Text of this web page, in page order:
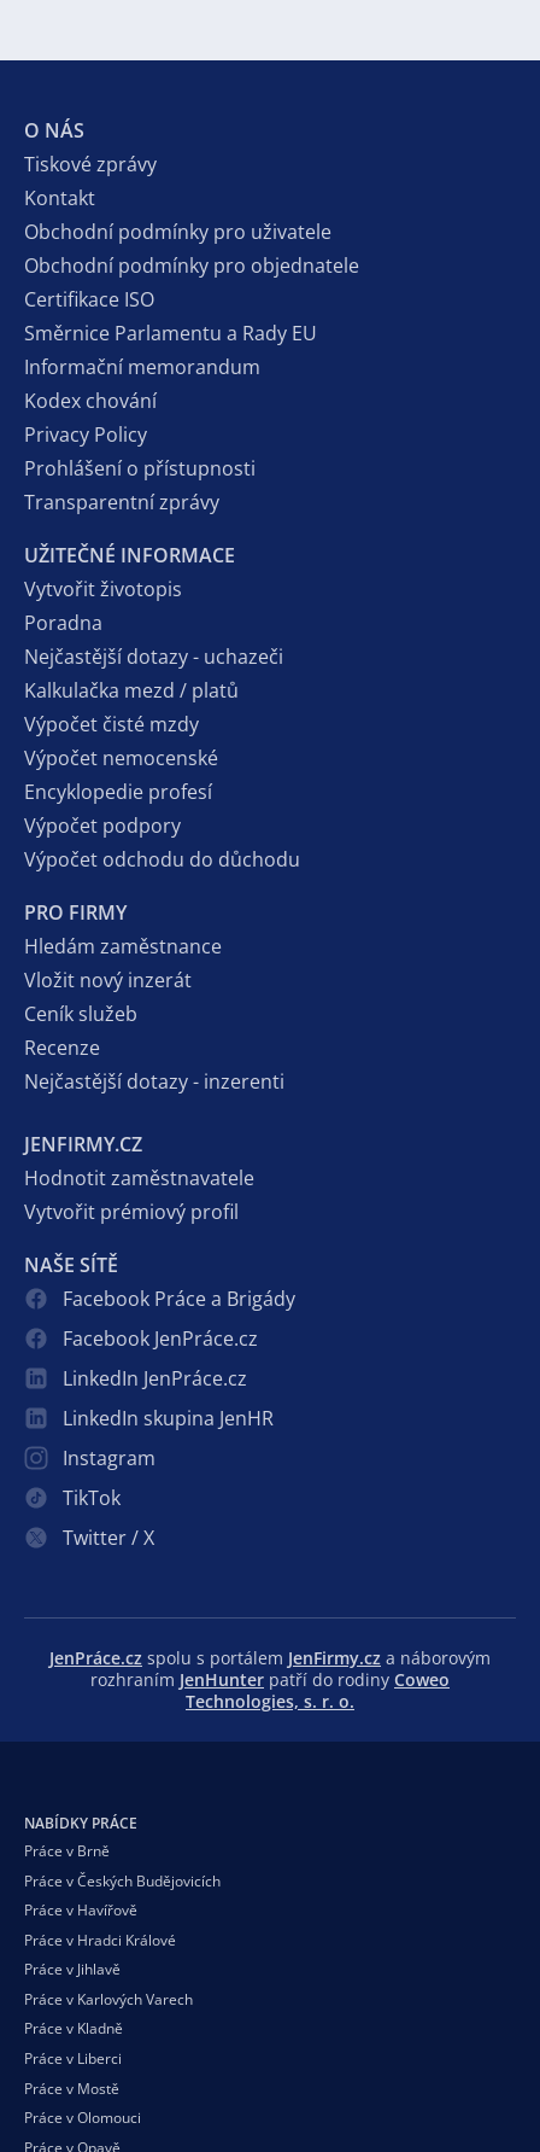
O NÁS
Tiskové zprávy
Kontakt
Obchodní podmínky pro uživatele
Obchodní podmínky pro objednatele
Certifikace ISO
Směrnice Parlamentu a Rady EU
Informační memorandum
Kodex chování
Privacy Policy
Prohlášení o přístupnosti
Transparentní zprávy
UŽITEČNÉ INFORMACE
Vytvořit životopis
Poradna
Nejčastější dotazy - uchazeči
Kalkulačka mezd / platů
Výpočet čisté mzdy
Výpočet nemocenské
Encyklopedie profesí
Výpočet podpory
Výpočet odchodu do důchodu
PRO FIRMY
Hledám zaměstnance
Vložit nový inzerát
Ceník služeb
Recenze
Nejčastější dotazy - inzerenti
JENFIRMY.CZ
Hodnotit zaměstnavatele
Vytvořit prémiový profil
NAŠE SÍTĚ
Facebook Práce a Brigády
Facebook JenPráce.cz
LinkedIn JenPráce.cz
LinkedIn skupina JenHR
Instagram
TikTok
Twitter / X
JenPráce.cz spolu s portálem JenFirmy.cz a náborovým
rozhraním JenHunter patří do rodiny Coweo
Technologies, s. r. o.
NABÍDKY PRÁCE
Práce v Brně
Práce v Českých Budějovicích
Práce v Havířově
Práce v Hradci Králové
Práce v Jihlavě
Práce v Karlových Varech
Práce v Kladně
Práce v Liberci
Práce v Mostě
Práce v Olomouci
Práce v Opavě